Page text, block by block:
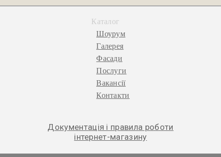
Каталог
Шоурум
Галерея
Фасади
Послуги
Вакансії
Контакти
Документація і правила роботи
інтернет-магазину